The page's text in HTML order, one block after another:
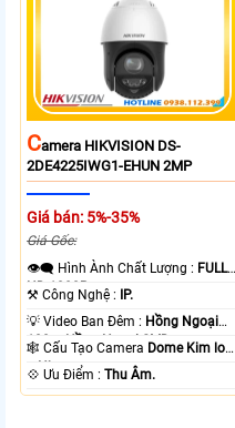
CAmera HIKVISION DS-
2DE4225IWG1-EHUN 2MP
Giá bán: 5%-35%
Giá Gốc:
👁️‍🗨 Hình Ành Chất Lượng : FULL
HD 1080P .
⚒ Công Nghệ :
IP.
💡 Video Ban Đêm : Hồng Ngoại
100m Hồng Ngoại SMD.
🕸️ Cấu Tạo Camera Dome Kim loại
+ Nhựa.
️💠 Ưu Điểm :Thu Âm.